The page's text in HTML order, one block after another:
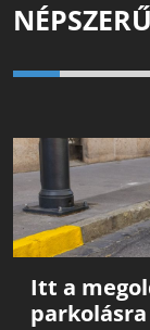
NÉPSZERŰ
Itt a
parkolásra